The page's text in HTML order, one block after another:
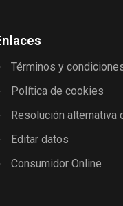
Términos y
Política de cookies
Resolución alternativa
Editar datos
Consumidor Online